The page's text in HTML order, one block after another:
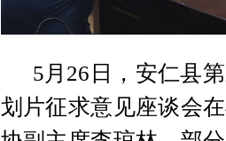
5月26日，安仁县
划片征求意见座谈会